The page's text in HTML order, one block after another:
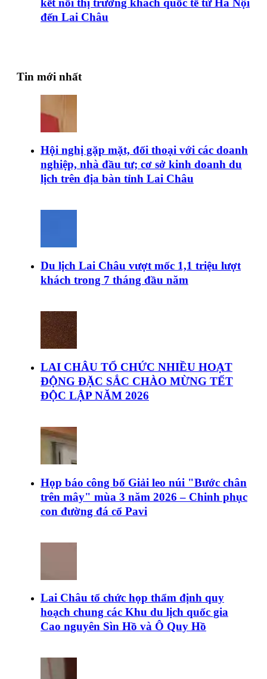
đến Lai Châu
Tin mới nhất
Hội nghị gặp mặt, đối thoại với các doanh
nghiệp, nhà đầu tư; cơ sở kinh doanh du
lịch trên địa bàn tỉnh Lai Châu
Du lịch Lai Châu vượt mốc 1,1 triệu lượt
khách trong 7 tháng đầu năm
LAI CHÂU TỔ CHỨC NHIỀU HOẠT
ĐỘNG ĐẶC SẮC CHÀO MỪNG TẾT
ĐỘC LẬP NĂM 2026
Họp báo công bố Giải leo núi "Bước chân
trên mây" mùa 3 năm 2026 – Chinh phục
con đường đá cổ Pavi
Lai Châu tổ chức họp thẩm định quy
hoạch chung các Khu du lịch quốc gia
Cao nguyên Sìn Hồ và Ô Quy Hồ